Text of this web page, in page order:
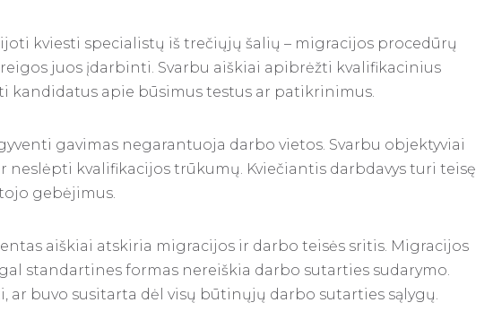
kviesti specialistų iš trečiųjų šalių – migracijos procedūrų
juos įdarbinti. Svarbu aiškiai apibrėžti kvalifikacinius
kandidatus apie būsimus testus ar patikrinimus.
gavimas negarantuoja darbo vietos. Svarbu objektyviai
neslėpti kvalifikacijos trūkumų. Kviečiantis darbdavys turi teisę
gebėjimus.
aiškiai atskiria migracijos ir darbo teisės sritis. Migracijos
standartines formas nereiškia darbo sutarties sudarymo.
ar buvo susitarta dėl visų būtinųjų darbo sutarties sąlygų.